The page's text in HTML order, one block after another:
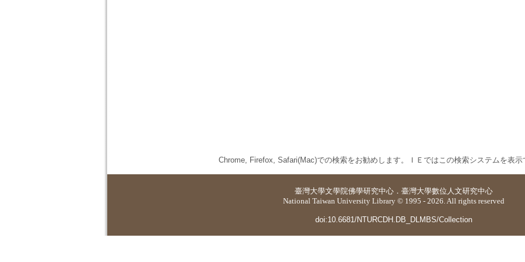
Chrome, Firefox, Safari(Mac)での検索をお勧めします。ＩＥではこの検索システムを表示
臺灣大學文學院佛學研究中心 ． 臺灣大學數位人文研究中心
National Taiwan University Library © 1995 - 2026. All rights reserved
doi:10.6681/NTURCDH.DB_DLMBS/Collection